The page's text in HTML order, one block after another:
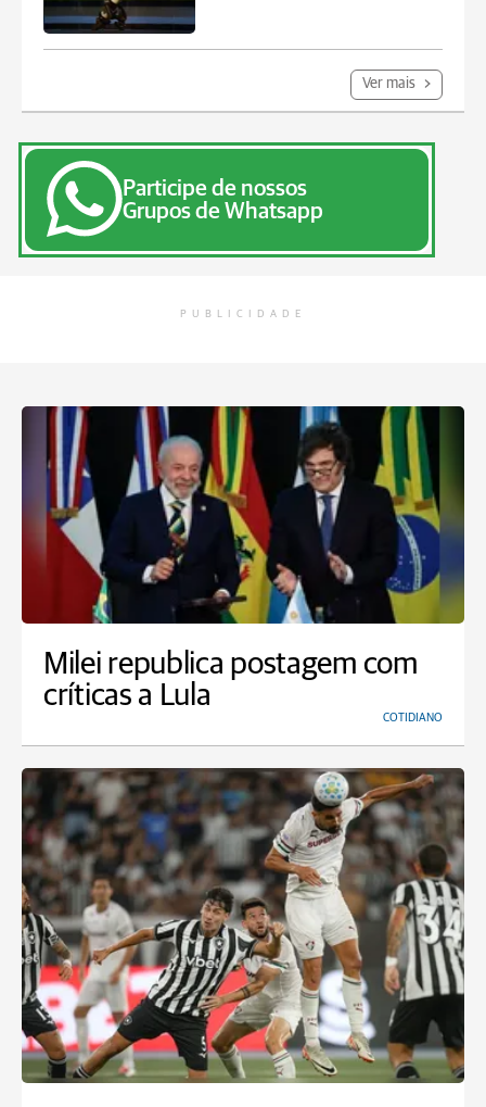
Ver mais
Participe de nossos
Grupos de Whatsapp
PUBLICIDADE
Milei republica postagem com
críticas a Lula
COTIDIANO